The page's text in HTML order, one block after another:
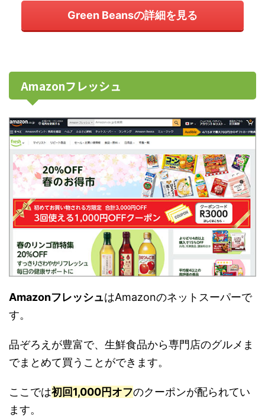
Green Beansの詳細を見る
Amazonフレッシュ
AmazonフレッシュはAmazonのネットスーパーで
す。
品ぞろえが豊富で、生鮮食品から専門店のグルメま
でまとめて買うことができます。
ここでは初回1,000円オフのクーポンが配られてい
ます。